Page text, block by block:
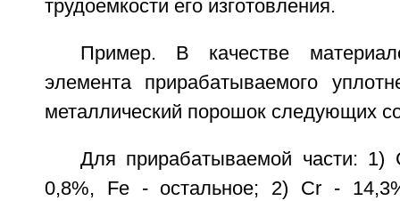
трудоемкости его изготовления.
Пример. В качестве
элемента прирабатываемого
металлический порошок следующих
Для прирабатываемой части:
0,8%, Fe - остальное; 2) Cr -